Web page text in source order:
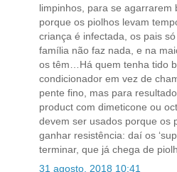
limpinhos, para se agarrarem
porque os piolhos levam
criança é infectada, os pais
família não faz nada, e na
os têm…Há quem tenha tido
condicionador em vez de
pente fino, mas para
product com dimeticone ou
devem ser usados porque os
ganhar resistência: daí os
terminar, que já chega de
31 agosto, 2018 10:41